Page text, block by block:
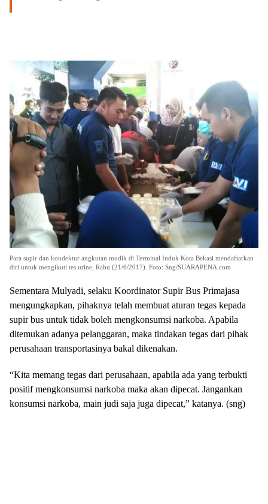
Para supir dan kondektur angkutan mudik di Terminal Induk Kota Bekasi mendaftarkan
diri untuk mengikuti tes urine, Rabu (21/6/2017). Foto: Sng/SUARAPENA.com
Sementara Mulyadi, selaku Koordinator Supir Bus Primajasa
mengungkapkan, pihaknya telah membuat aturan tegas kepada
supir bus untuk tidak boleh mengkonsumsi narkoba. Apabila
ditemukan adanya pelanggaran, maka tindakan tegas dari pihak
perusahaan transportasinya bakal dikenakan.
“Kita memang tegas dari perusahaan, apabila ada yang terbukti
positif mengkonsumsi narkoba maka akan dipecat. Jangankan
konsumsi narkoba, main judi saja juga dipecat,” katanya. (sng)